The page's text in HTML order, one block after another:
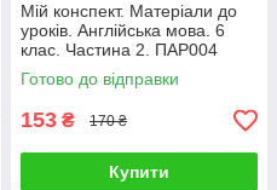
Мій конспект. Матеріали до
уроків. Англійська мова. 6
клас. Частина 2. ПАР004
Готово до відправки
153 ₴ 170 ₴
Купити